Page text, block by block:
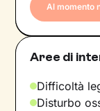
Al momento
Aree di
Difficoltà
Disturbo